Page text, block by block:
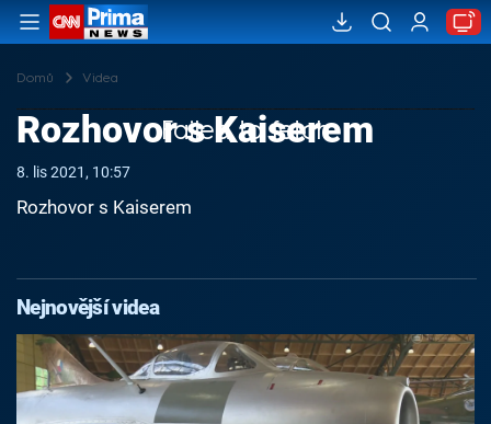
Domů Videa
Failed to fetch
Rozhovor s Kaiserem
8. lis 2021, 10:57
Rozhovor s Kaiserem
Nejnovější videa